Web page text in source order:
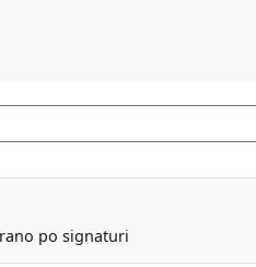
po signaturi